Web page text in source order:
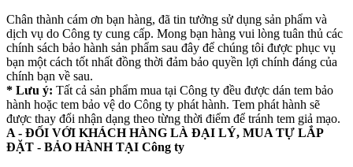
Chân thành cám ơn bạn hàng, đã tin tưởng sử dụng sản phẩm và
dịch vụ do Công ty cung cấp. Mong bạn hàng vui lòng tuân thủ các
chính sách bảo hành sản phẩm sau đây để chúng tôi được phục vụ
bạn một cách tốt nhất đồng thời đảm bảo quyền lợi chính đáng của
chính bạn về sau.
* Lưu ý: Tất cả sản phẩm mua tại Công ty đều được dán tem bảo
hành hoặc tem bảo vệ do Công ty phát hành. Tem phát hành sẽ
được thay đổi nhận dạng theo từng thời điểm để tránh tem giả mạo.
A - ĐỐI VỚI KHÁCH HÀNG LÀ ĐẠI LÝ, MUA TỰ LẮP
ĐẶT - BẢO HÀNH TẠI Công ty